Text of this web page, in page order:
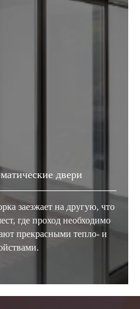
двери
заезжает на другую, что
где проход необходимо
прекрасными тепло- и